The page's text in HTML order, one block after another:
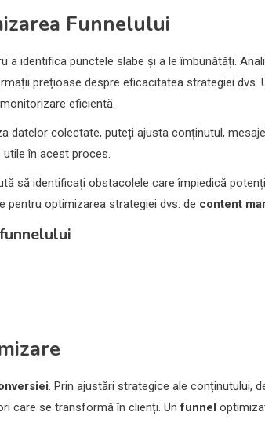
Funnelului
a identifica punctele slabe și a le îmbunătăți.
prețioase despre eficacitatea strategiei dvs.
eficientă.
datelor colectate, puteți ajusta conținutul,
în acest proces.
să identificați obstacolele care împiedică
pentru optimizarea strategiei dvs. de content
. Prin ajustări strategice ale conținutului,
care se transformă în clienți. Unfunnel